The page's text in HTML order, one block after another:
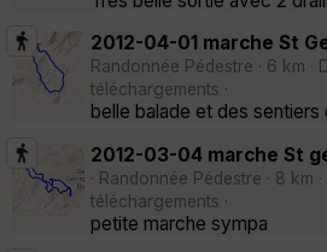
2012-04-01 marche St
Randonnée Pédestre · 6 km ·
téléchargements ·
belle balade et des
2012-03-04 marche St
· Randonnée Pédestre · 8 km
téléchargements ·
petite marche sympa